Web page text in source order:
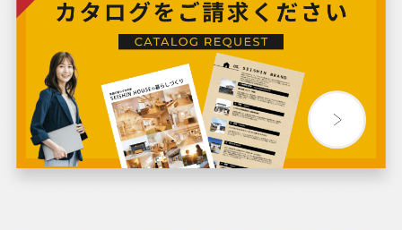
2024年3月
2024年2月